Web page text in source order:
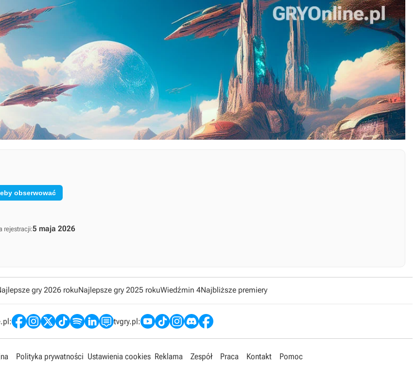
obserwować
rejestracji:5 maja 2026
gry 2026 rokuNajlepsze gry 2025 rokuWiedźmin 4Najbliższe premiery
tvgry.pl:
Polityka prywatności Ustawienia cookies Reklama Zespół Praca Kontakt Pomoc